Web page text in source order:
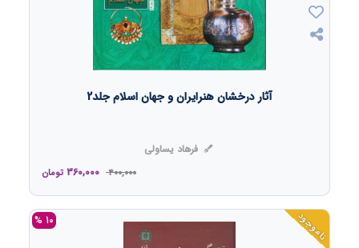
آثار درخشان هنرایران و جهان اسلام جلد2
فرهاد یساولی
400,000
360,000 تومان
ناموجود 10 %